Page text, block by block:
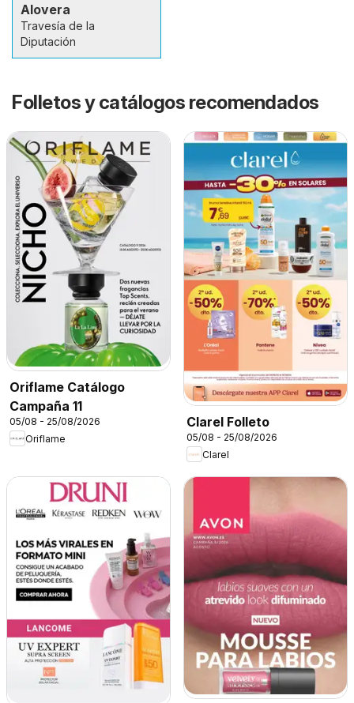
Alovera
Travesía de la
Diputación
Folletos y catálogos recomendados
Oriflame Catálogo
Campaña 11
05/08 - 25/08/2026
Oriflame
Clarel Folleto
05/08 - 25/08/2026
Clarel